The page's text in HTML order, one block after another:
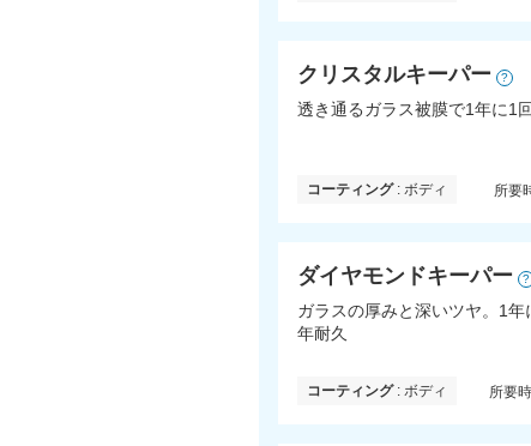
クリスタルキーパー ?
透き通るガラス被膜で1年に1
コーティング: ボディ 所要
ダイヤモンドキーパー ?
ガラスの厚みと深いツヤ。1
年耐久
コーティング: ボディ 所要